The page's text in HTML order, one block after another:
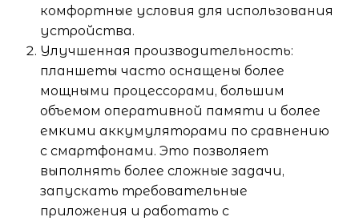
комфортные условия для использования
устройства.
Улучшенная производительность:
планшеты часто оснащены более
мощными процессорами, большим
объемом оперативной памяти и более
емкими аккумуляторами по сравнению
с смартфонами. Это позволяет
выполнять более сложные задачи,
запускать требовательные
приложения и работать с